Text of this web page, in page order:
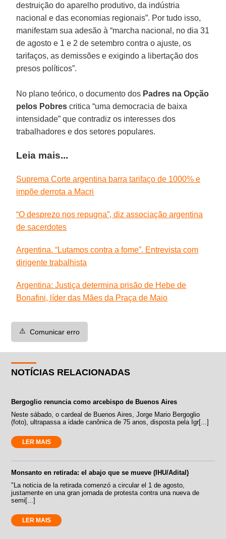
destruição do aparelho produtivo, da indústria
nacional e das economias regionais”. Por tudo isso,
manifestam sua adesão à “marcha nacional, no dia 31
de agosto e 1 e 2 de setembro contra o ajuste, os
tarifaços, as demissões e exigindo a libertação dos
presos políticos”.
No plano teórico, o documento dos Padres na Opção
pelos Pobres critica “uma democracia de baixa
intensidade” que contradiz os interesses dos
trabalhadores e dos setores populares.
Leia mais...
Suprema Corte argentina barra tarifaço de 1000% e
impõe derrota a Macri
“O desprezo nos repugna”, diz associação argentina
de sacerdotes
Argentina. “Lutamos contra a fome”. Entrevista com
dirigente trabalhista
Argentina: Justiça determina prisão de Hebe de
Bonafini, líder das Mães da Praça de Maio
⚠️ Comunicar erro
NOTÍCIAS RELACIONADAS
Bergoglio renuncia como arcebispo de Buenos Aires
Neste sábado, o cardeal de Buenos Aires, Jorge Mario Bergoglio
(foto), ultrapassa a idade canônica de 75 anos, disposta pela Igr[...]
LER MAIS
Monsanto en retirada: el abajo que se mueve (IHU/Adital)
"La noticia de la retirada comenzó a circular el 1 de agosto,
justamente en una gran jornada de protesta contra una nueva de
semi[...]
LER MAIS